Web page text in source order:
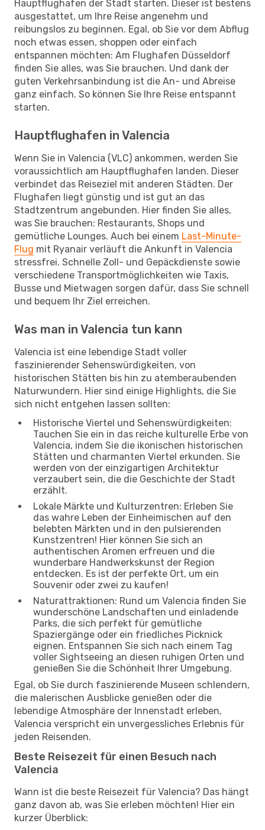
Hauptflughafen der Stadt starten. Dieser ist bestens
ausgestattet, um Ihre Reise angenehm und
reibungslos zu beginnen. Egal, ob Sie vor dem Abflug
noch etwas essen, shoppen oder einfach
entspannen möchten: Am Flughafen Düsseldorf
finden Sie alles, was Sie brauchen. Und dank der
guten Verkehrsanbindung ist die An- und Abreise
ganz einfach. So können Sie Ihre Reise entspannt
starten.
Hauptflughafen in Valencia
Wenn Sie in Valencia (VLC) ankommen, werden Sie
voraussichtlich am Hauptflughafen landen. Dieser
verbindet das Reiseziel mit anderen Städten. Der
Flughafen liegt günstig und ist gut an das
Stadtzentrum angebunden. Hier finden Sie alles,
was Sie brauchen: Restaurants, Shops und
gemütliche Lounges. Auch bei einem Last-Minute-
Flug mit Ryanair verläuft die Ankunft in Valencia
stressfrei. Schnelle Zoll- und Gepäckdienste sowie
verschiedene Transportmöglichkeiten wie Taxis,
Busse und Mietwagen sorgen dafür, dass Sie schnell
und bequem Ihr Ziel erreichen.
Was man in Valencia tun kann
Valencia ist eine lebendige Stadt voller
faszinierender Sehenswürdigkeiten, von
historischen Stätten bis hin zu atemberaubenden
Naturwundern. Hier sind einige Highlights, die Sie
sich nicht entgehen lassen sollten:
Historische Viertel und Sehenswürdigkeiten:
Tauchen Sie ein in das reiche kulturelle Erbe von
Valencia, indem Sie die ikonischen historischen
Stätten und charmanten Viertel erkunden. Sie
werden von der einzigartigen Architektur
verzaubert sein, die die Geschichte der Stadt
erzählt.
Lokale Märkte und Kulturzentren: Erleben Sie
das wahre Leben der Einheimischen auf den
belebten Märkten und in den pulsierenden
Kunstzentren! Hier können Sie sich an
authentischen Aromen erfreuen und die
wunderbare Handwerkskunst der Region
entdecken. Es ist der perfekte Ort, um ein
Souvenir oder zwei zu kaufen!
Naturattraktionen: Rund um Valencia finden Sie
wunderschöne Landschaften und einladende
Parks, die sich perfekt für gemütliche
Spaziergänge oder ein friedliches Picknick
eignen. Entspannen Sie sich nach einem Tag
voller Sightseeing an diesen ruhigen Orten und
genießen Sie die Schönheit Ihrer Umgebung.
Egal, ob Sie durch faszinierende Museen schlendern,
die malerischen Ausblicke genießen oder die
lebendige Atmosphäre der Innenstadt erleben,
Valencia verspricht ein unvergessliches Erlebnis für
jeden Reisenden.
Beste Reisezeit für einen Besuch nach
Valencia
Wann ist die beste Reisezeit für Valencia? Das hängt
ganz davon ab, was Sie erleben möchten! Hier ein
kurzer Überblick: